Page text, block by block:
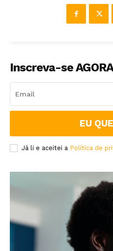
Inscreva-se AGORA
EU
Já li e aceitei a Política de